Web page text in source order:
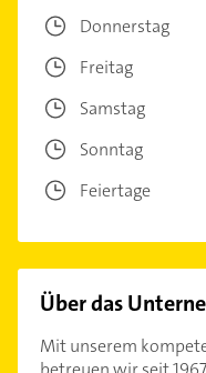
Donnerstag
Freitag
Samstag
Sonntag
Feiertage
Über das
Mit unserem